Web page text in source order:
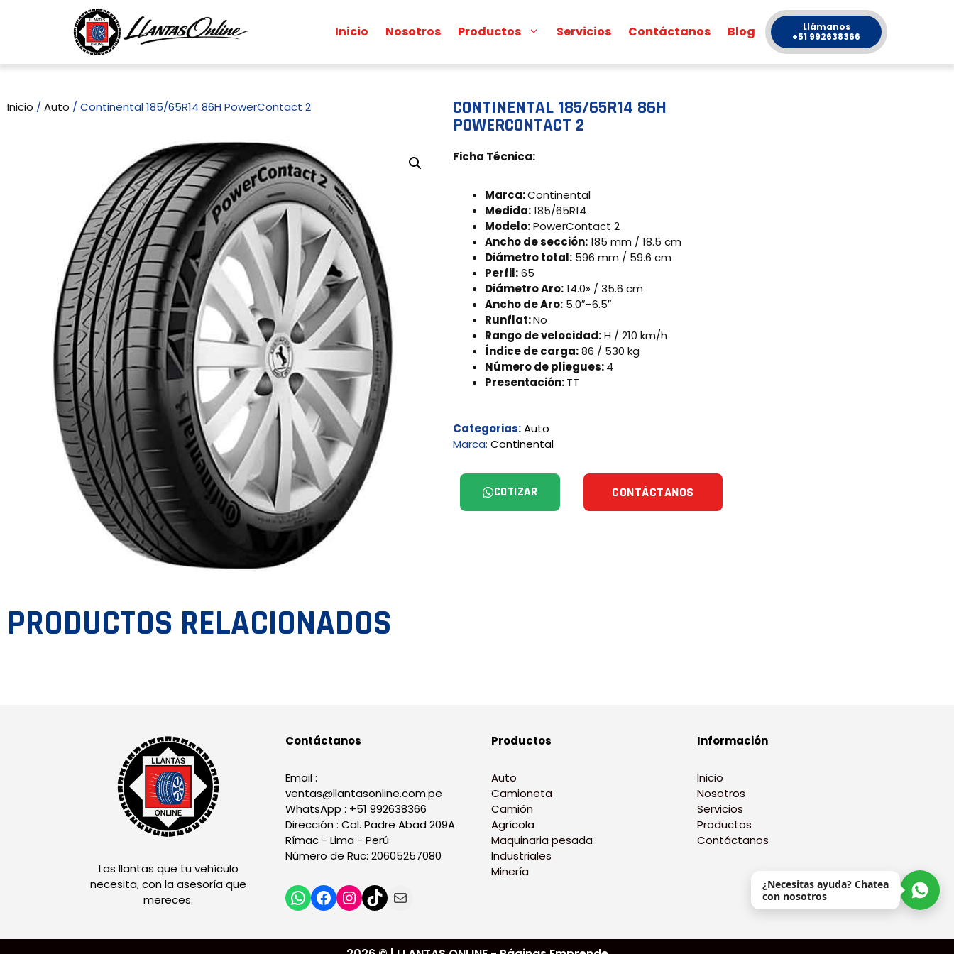
Inicio Nosotros Productos Servicios Contáctanos Blog
Llámanos
+51 992638366
Inicio / Auto / Continental 185/65R14 86H PowerContact 2 CONTINENTAL 185/65R14 86H
POWERCONTACT 2
Ficha Técnica:
Marca:Continental
Medida:185/65R14
Modelo:PowerContact 2
Ancho de sección:185 mm / 18.5 cm
Diámetro total: 596 mm / 59.6 cm
Perfil:65
Diámetro Aro:14.0» / 35.6 cm
Ancho de Aro: 5.0″–6.5″
Runflat:No
Rango de velocidad:H / 210 km/h
Índice de carga:86 / 530 kg
Número de pliegues:4
Presentación:TT
Categorias:Auto
Marca:Continental
COTIZAR CONTÁCTANOS
PRODUCTOS RELACIONADOS
Las llantas que tu vehículo
necesita, con la asesoría que
mereces.
Contáctanos
Email :
ventas@llantasonline.com.pe
WhatsApp : +51 992638366
Dirección : Cal. Padre Abad 209A
Rímac - Lima - Perú
Número de Ruc: 20605257080
Productos
Auto
Camioneta
Camión
Agrícola
Maquinaria pesada
Industriales
Minería
Información
Inicio
Nosotros
Servicios
Productos
Contáctanos
¿Necesitas ayuda? Chatea
con nosotros